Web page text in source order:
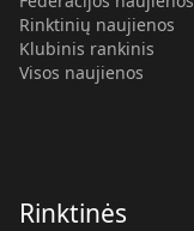
Rinktinių naujienos
Klubinis rankinis
Visos naujienos
Rinktinės